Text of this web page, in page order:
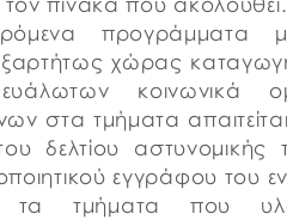
προγράμματα
χώρας
κοινωνικά
στα τμήματα
του δελτίου
εγγράφου του
τα τμήματα που